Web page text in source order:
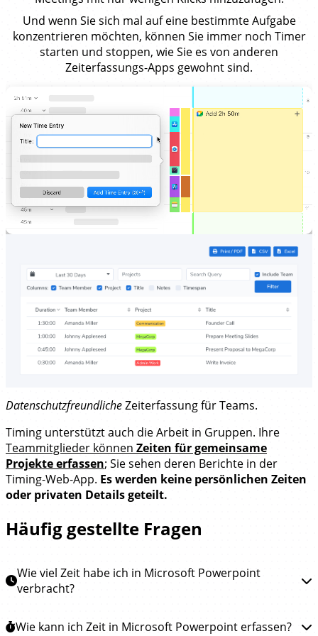
Und wenn Sie sich mal auf eine bestimmte Aufgabe
konzentrieren möchten, können Sie immer noch Timer
starten und stoppen, wie Sie es von anderen
Zeiterfassungs-Apps gewohnt sind.
DatenschutzfreundlicheZeiterfassung für Teams.
Timing unterstützt auch die Arbeit in Gruppen. Ihre
Teammitglieder können Zeiten für gemeinsame
Projekte erfassen; Sie sehen deren Berichte in der
Timing-Web-App. Es werden keine persönlichen Zeiten
oder privaten Details geteilt.
Häufig gestellte Fragen
Wie viel Zeit habe ich in Microsoft Powerpoint
verbracht?
Um zu erfahren, wie viel Zeit Sie in Microsoft
Wie kann ich Zeit in Microsoft Powerpoint erfassen?